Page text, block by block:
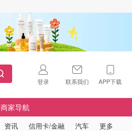
登录 联系我们 APP下载
🇺🇸
🇨🇳中国
商家导航
资讯 信用卡/金融 汽车 更多